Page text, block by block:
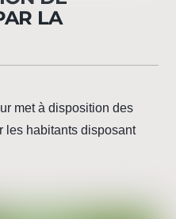
LA
met à disposition des
les habitants disposant